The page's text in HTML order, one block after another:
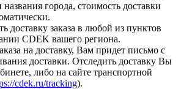
города, стоимость доставки
доставку заказа в любой из пунктов
CDEK вашего региона.
на доставку, Вам придет письмо с
доставки. Отследить доставку Вы
либо на сайте транспортной
cdek.ru/tracking).